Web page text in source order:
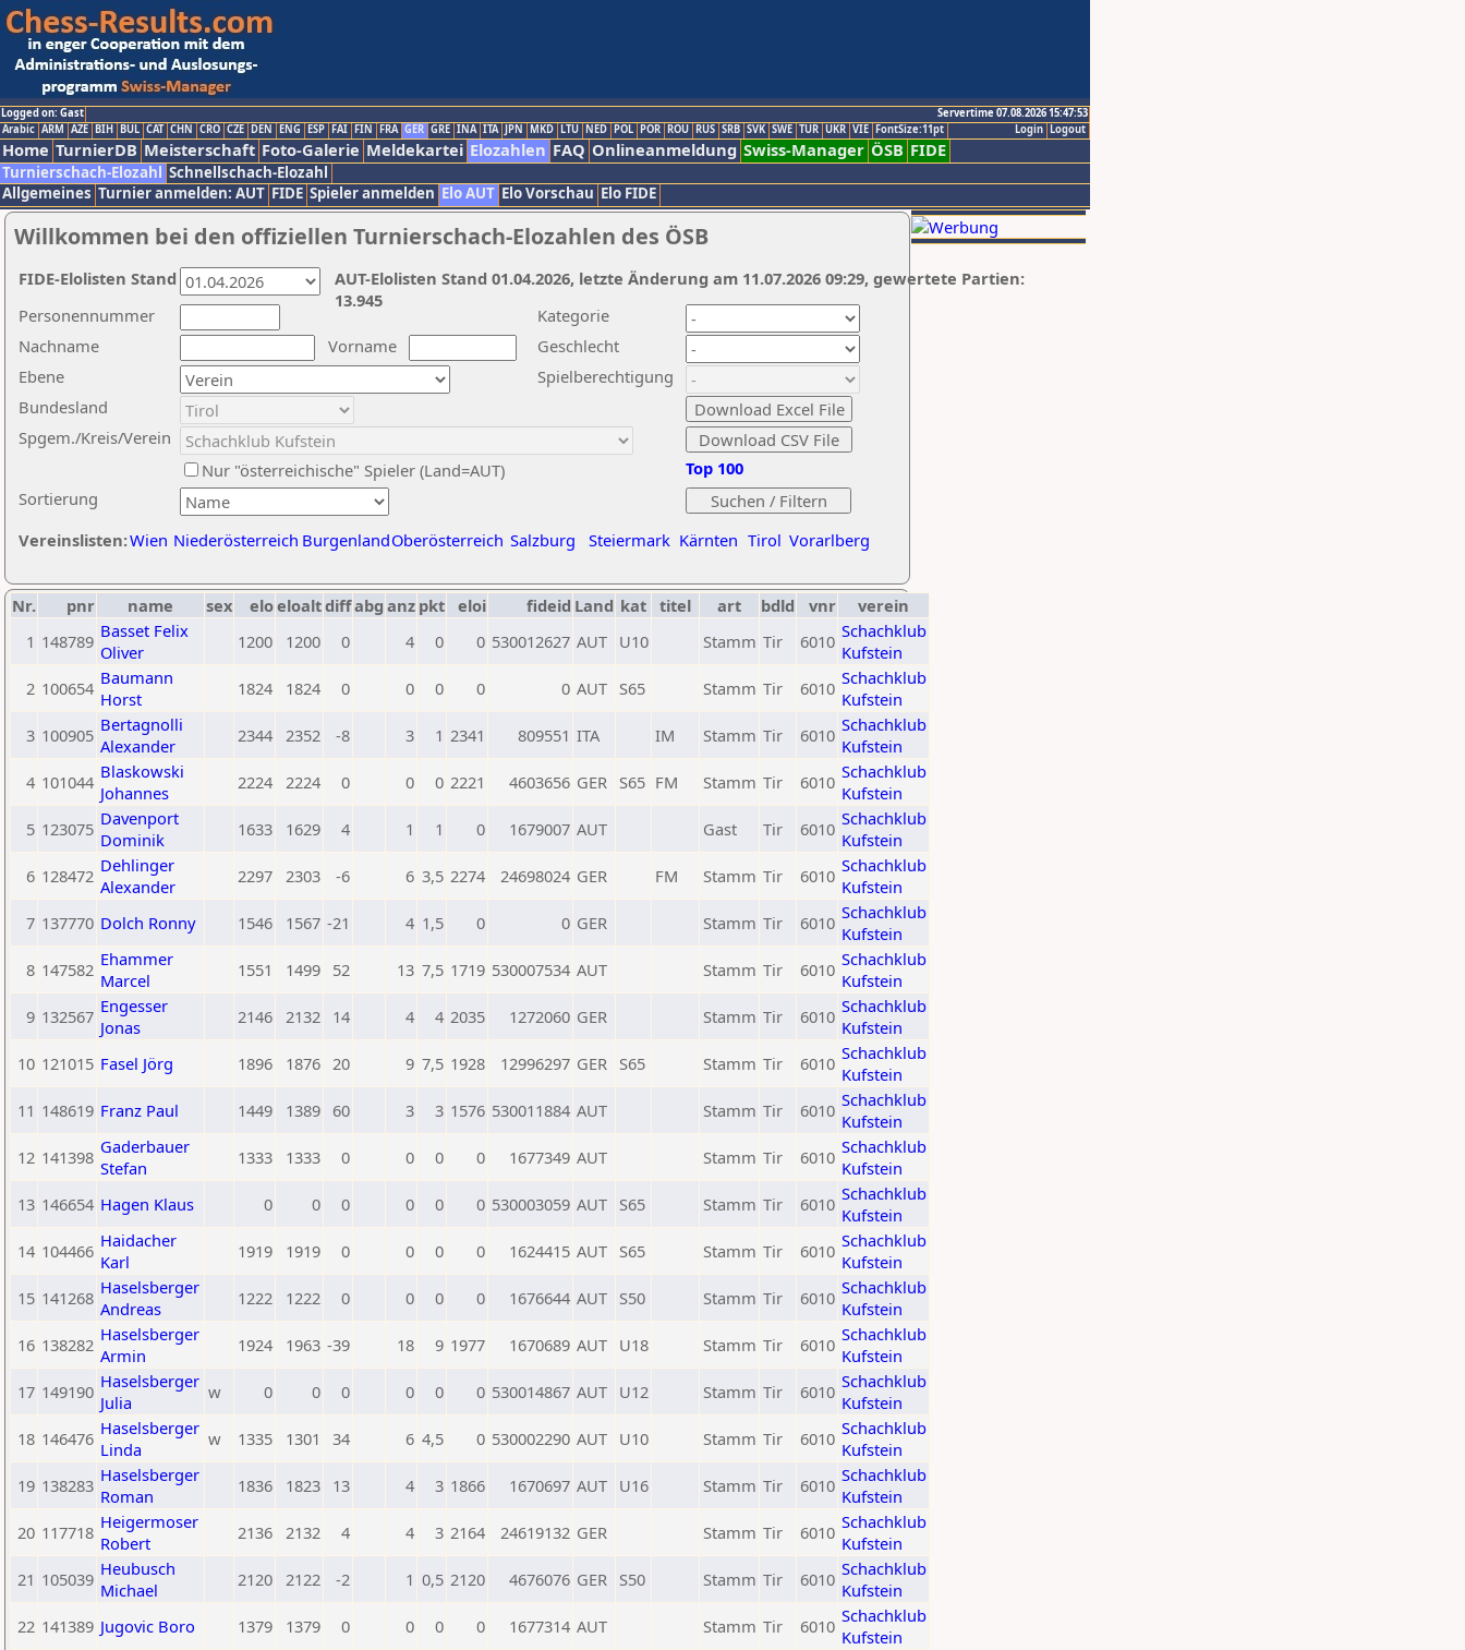
Logged on: Gast
Servertime 07.08.2026 15:47:53
Logout
Login
Arabic ARM AZE BIH BUL CAT CHN CRO CZE DEN ENG ESP FAI FIN FRA GER GRE INA ITA JPN MKD LTU NED POL POR ROU RUS SRB SVK SWE TUR UKR VIE FontSize:11pt
Home TurnierDB Meisterschaft Foto-Galerie Meldekartei Elozahlen FAQ Onlineanmeldung Swiss-Manager ÖSB FIDE
Turnierschach-Elozahl Schnellschach-Elozahl
Allgemeines Turnier anmelden: AUT FIDE Spieler anmelden Elo AUT Elo Vorschau Elo FIDE
Willkommen bei den offiziellen Turnierschach-Elozahlen des ÖSB
Nachname
Vorname
Ebene
Kategorie
Sortierung
Personennummer
Bundesland
Spgem./Kreis/Verein
Geschlecht
Nur "österreichische" Spieler (Land=AUT)
Spielberechtigung
Vereinslisten:Wien Niederösterreich BurgenlandOberösterreich Salzburg Steiermark Kärnten Tirol Vorarlberg
Top 100
AUT-Elolisten Stand 01.04.2026, letzte Änderung am 11.07.2026 09:29, gewertete Partien:
13.945
FIDE-Elolisten Stand
Nr. pnr name sex eloeloaltdiffabg anz pkt eloi fideid Land kat titel art bdld vnr
verein
1 148789 Basset Felix
Oliver
1200 1200 0 4 0 0 530012627 AUT U10 Stamm Tir 6010 Schachklub
Kufstein
2 100654 Baumann
Horst
1824 1824 0 0 0 0 0 AUT S65 Stamm Tir 6010 Schachklub
Kufstein
3 100905 Bertagnolli
Alexander
2344 2352 -8 3 1 2341 809551 ITA IM Stamm Tir 6010 Schachklub
Kufstein
4 101044 Blaskowski
Johannes
2224 2224 0 0 0 2221 4603656 GER S65 FM Stamm Tir 6010 Schachklub
Kufstein
5 123075 Davenport
Dominik
1633 1629 4 1 1 0 1679007 AUT Gast Tir 6010 Schachklub
Kufstein
6 128472 Dehlinger
Alexander
2297 2303 -6 6 3,5 2274 24698024 GER FM Stamm Tir 6010 Schachklub
Kufstein
7 137770 Dolch Ronny 1546 1567 -21 4 1,5 0 0 GER Stamm Tir 6010 Schachklub
Kufstein
8 147582 Ehammer
Marcel
1551 1499 52 13 7,5 1719 530007534 AUT Stamm Tir 6010 Schachklub
Kufstein
9 132567 Engesser
Jonas
2146 2132 14 4 4 2035 1272060 GER Stamm Tir 6010 Schachklub
Kufstein
10 121015 Fasel Jörg 1896 1876 20 9 7,5 1928 12996297 GER S65 Stamm Tir 6010 Schachklub
Kufstein
11 148619 Franz Paul 1449 1389 60 3 3 1576 530011884 AUT Stamm Tir 6010 Schachklub
Kufstein
12 141398 Gaderbauer
Stefan
1333 1333 0 0 0 0 1677349 AUT Stamm Tir 6010 Schachklub
Kufstein
13 146654 Hagen Klaus 0 0 0 0 0 0 530003059 AUT S65 Stamm Tir 6010 Schachklub
Kufstein
14 104466 Haidacher
Karl
1919 1919 0 0 0 0 1624415 AUT S65 Stamm Tir 6010 Schachklub
Kufstein
15 141268 Haselsberger
Andreas
1222 1222 0 0 0 0 1676644 AUT S50 Stamm Tir 6010 Schachklub
Kufstein
16 138282 Haselsberger
Armin
1924 1963 -39 18 9 1977 1670689 AUT U18 Stamm Tir 6010 Schachklub
Kufstein
17 149190 Haselsberger
Julia
w 0 0 0 0 0 0 530014867 AUT U12 Stamm Tir 6010 Schachklub
Kufstein
18 146476 Haselsberger
Linda
w 1335 1301 34 6 4,5 0 530002290 AUT U10 Stamm Tir 6010 Schachklub
Kufstein
19 138283 Haselsberger
Roman
1836 1823 13 4 3 1866 1670697 AUT U16 Stamm Tir 6010 Schachklub
Kufstein
20 117718 Heigermoser
Robert
2136 2132 4 4 3 2164 24619132 GER Stamm Tir 6010 Schachklub
Kufstein
21 105039 Heubusch
Michael
2120 2122 -2 1 0,5 2120 4676076 GER S50 Stamm Tir 6010 Schachklub
Kufstein
22 141389 Jugovic Boro 1379 1379 0 0 0 0 1677314 AUT Stamm Tir 6010 Schachklub
Kufstein